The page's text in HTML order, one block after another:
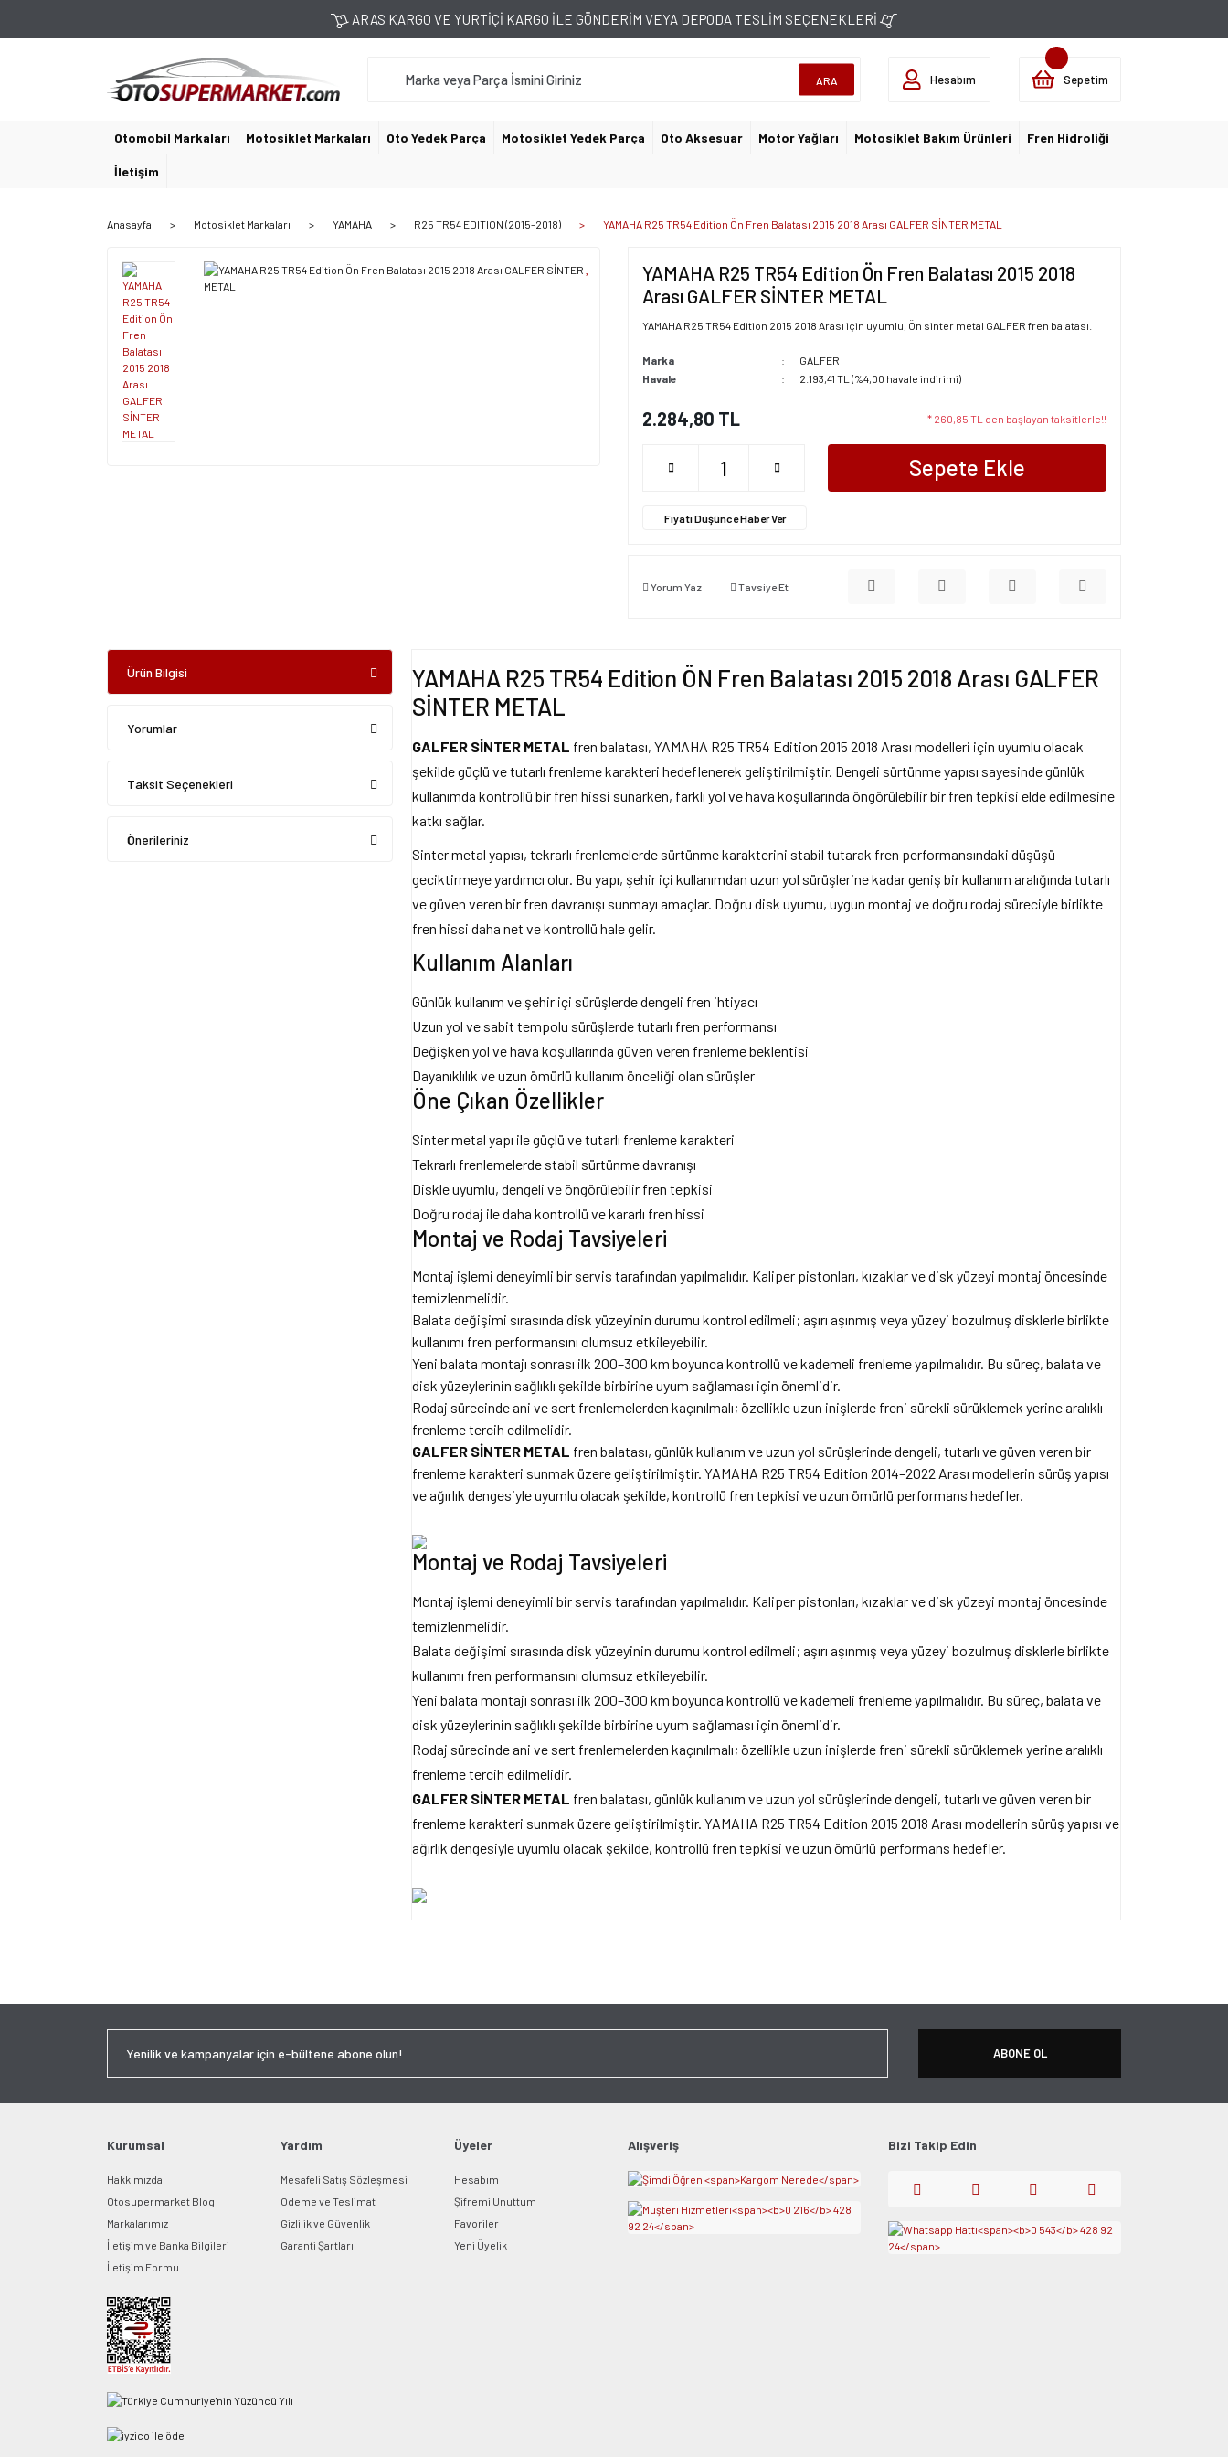
ARAS KARGO VE YURTİÇİ KARGO İLE GÖNDERİM VEYA DEPODA TESLİM SEÇENEKLERİ
ARA Hesabım Sepetim
Otomobil Markaları Motosiklet Markaları Oto Yedek Parça Motosiklet Yedek Parça Oto Aksesuar Motor Yağları Motosiklet Bakım Ürünleri Fren Hidroliği
İletişim
Anasayfa Motosiklet Markaları YAMAHA R25 TR54 EDITION (2015-2018) YAMAHA R25 TR54 Edition Ön Fren Balatası 2015 2018 Arası GALFER SİNTER METAL
YAMAHA R25 TR54 Edition Ön Fren Balatası 2015 2018
Arası GALFER SİNTER METAL
YAMAHA R25 TR54 Edition 2015 2018 Arası için uyumlu, Ön sinter metal GALFER fren balatası.
Marka
GALFER
Havale
2.193,41 TL (%4,00 havale indirimi)
2.284,80 TL * 260,85 TL den başlayan taksitlerle!!
Sepete Ekle
Fiyatı Düşünce Haber Ver
Yorum Yaz Tavsiye Et
Ürün Bilgisi
Yorumlar
Taksit Seçenekleri
Önerileriniz
YAMAHA R25 TR54 Edition ÖN Fren Balatası 2015 2018 Arası GALFER
SİNTER METAL
GALFER SİNTER METAL fren balatası, YAMAHA R25 TR54 Edition 2015 2018 Arası modelleri için uyumlu olacak
şekilde güçlü ve tutarlı frenleme karakteri hedeflenerek geliştirilmiştir. Dengeli sürtünme yapısı sayesinde günlük
kullanımda kontrollü bir fren hissi sunarken, farklı yol ve hava koşullarında öngörülebilir bir fren tepkisi elde edilmesine
katkı sağlar.
Sinter metal yapısı, tekrarlı frenlemelerde sürtünme karakterini stabil tutarak fren performansındaki düşüşü
geciktirmeye yardımcı olur. Bu yapı, şehir içi kullanımdan uzun yol sürüşlerine kadar geniş bir kullanım aralığında tutarlı
ve güven veren bir fren davranışı sunmayı amaçlar. Doğru disk uyumu, uygun montaj ve doğru rodaj süreciyle birlikte
fren hissi daha net ve kontrollü hale gelir.
Kullanım Alanları
Günlük kullanım ve şehir içi sürüşlerde dengeli fren ihtiyacı
Uzun yol ve sabit tempolu sürüşlerde tutarlı fren performansı
Değişken yol ve hava koşullarında güven veren frenleme beklentisi
Dayanıklılık ve uzun ömürlü kullanım önceliği olan sürüşler
Öne Çıkan Özellikler
Sinter metal yapı ile güçlü ve tutarlı frenleme karakteri
Tekrarlı frenlemelerde stabil sürtünme davranışı
Diskle uyumlu, dengeli ve öngörülebilir fren tepkisi
Doğru rodaj ile daha kontrollü ve kararlı fren hissi
Montaj ve Rodaj Tavsiyeleri
Montaj işlemi deneyimli bir servis tarafından yapılmalıdır. Kaliper pistonları, kızaklar ve disk yüzeyi montaj öncesinde
temizlenmelidir.
Balata değişimi sırasında disk yüzeyinin durumu kontrol edilmeli; aşırı aşınmış veya yüzeyi bozulmuş disklerle birlikte
kullanımı fren performansını olumsuz etkileyebilir.
Yeni balata montajı sonrası ilk 200–300 km boyunca kontrollü ve kademeli frenleme yapılmalıdır. Bu süreç, balata ve
disk yüzeylerinin sağlıklı şekilde birbirine uyum sağlaması için önemlidir.
Rodaj sürecinde ani ve sert frenlemelerden kaçınılmalı; özellikle uzun inişlerde freni sürekli sürüklemek yerine aralıklı
frenleme tercih edilmelidir.
GALFER SİNTER METAL fren balatası, günlük kullanım ve uzun yol sürüşlerinde dengeli, tutarlı ve güven veren bir
frenleme karakteri sunmak üzere geliştirilmiştir. YAMAHA R25 TR54 Edition 2014–2022 Arası modellerin sürüş yapısı
ve ağırlık dengesiyle uyumlu olacak şekilde, kontrollü fren tepkisi ve uzun ömürlü performans hedefler.
Montaj ve Rodaj Tavsiyeleri
Montaj işlemi deneyimli bir servis tarafından yapılmalıdır. Kaliper pistonları, kızaklar ve disk yüzeyi montaj öncesinde
temizlenmelidir.
Balata değişimi sırasında disk yüzeyinin durumu kontrol edilmeli; aşırı aşınmış veya yüzeyi bozulmuş disklerle birlikte
kullanımı fren performansını olumsuz etkileyebilir.
Yeni balata montajı sonrası ilk 200–300 km boyunca kontrollü ve kademeli frenleme yapılmalıdır. Bu süreç, balata ve
disk yüzeylerinin sağlıklı şekilde birbirine uyum sağlaması için önemlidir.
Rodaj sürecinde ani ve sert frenlemelerden kaçınılmalı; özellikle uzun inişlerde freni sürekli sürüklemek yerine aralıklı
frenleme tercih edilmelidir.
GALFER SİNTER METAL fren balatası, günlük kullanım ve uzun yol sürüşlerinde dengeli, tutarlı ve güven veren bir
frenleme karakteri sunmak üzere geliştirilmiştir. YAMAHA R25 TR54 Edition 2015 2018 Arası modellerin sürüş yapısı ve
ağırlık dengesiyle uyumlu olacak şekilde, kontrollü fren tepkisi ve uzun ömürlü performans hedefler.
ABONE OL
Kurumsal
Hakkımızda
Otosupermarket Blog
Markalarımız
İletişim ve Banka Bilgileri
İletişim Formu
Yardım
Mesafeli Satış Sözleşmesi
Ödeme ve Teslimat
Gizlilik ve Güvenlik
Garanti Şartları
Üyeler
Hesabım
Şifremi Unuttum
Favoriler
Yeni Üyelik
Alışveriş Bizi Takip Edin